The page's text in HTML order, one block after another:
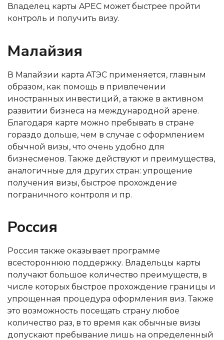
Владелец карты APEC может быстрее пройти
контроль и получить визу.
Малайзия
В Малайзии карта АТЭС применяется, главным
образом, как помощь в привлечении
иностранных инвестиций, а также в активном
развитии бизнеса на международной арене.
Благодаря карте можно пребывать в стране
гораздо дольше, чем в случае с оформлением
обычной визы, что очень удобно для
бизнесменов. Также действуют и преимущества,
аналогичные для других стран: упрощение
получения визы, быстрое прохождение
пограничного контроля и пр.
Россия
Россия также оказывает программе
всестороннюю поддержку. Владельцы карты
получают большое количество преимуществ, в
числе которых быстрое прохождение границы и
упрощенная процедура оформления виз. Также
это возможность посещать страну любое
количество раз, в то время как обычные визы
допускают пребывание лишь на определенный